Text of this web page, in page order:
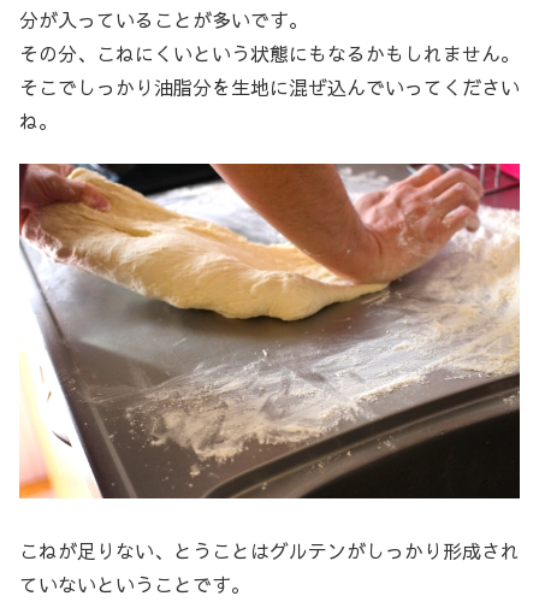
分が入っていることが多いです。
その分、こねにくいという状態にもなるかもしれません。
そこでしっかり油脂分を生地に混ぜ込んでいってください
ね。
こねが足りない、とうことはグルテンがしっかり形成され
ていないということです。